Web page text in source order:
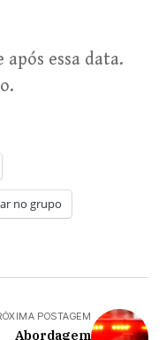
essa data.
no grupo
POSTAGEM
Abordagem